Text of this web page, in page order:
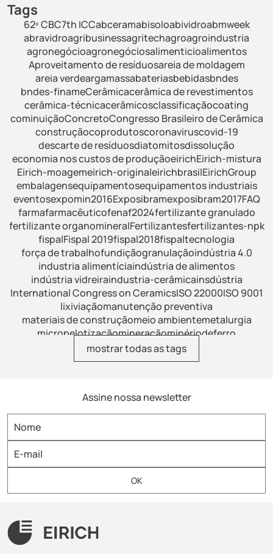
Tags
62º CBC7th ICCabceramabisoloabividroabmweek
abravidroagribusinessagritechagroagroindustria
agronegócioagronegóciosalimenticioalimentos
Aproveitamento de resíduosareia de moldagem
areia verdeargamassabateriasbebidasbndes
bndes-finameCerâmicacerâmica de revestimentos
cerâmica-técnicacerâmicosclassificaçãocoating
cominuiçãoConcretoCongresso Brasileiro de Cerâmica
construçãocoprodutoscoronaviruscovid-19
descarte de resíduosdiatomitosdissolução
economia nos custos de produçãoeirichEirich-mistura
Eirich-moagemeirich-originaleirichbrasilEirichGroup
embalagensequipamentosequipamentos industriais
eventosexpomin2016Exposibramexposibram2017FAQ
farmafarmacêuticofenaf2024fertilizante granulado
fertilizante organomineralFertilizantesfertilizantes-npk
fispalFispal 2019fispal2018fispaltecnologia
força de trabalhofundiçãogranulaçãoindústria 4.0
industria alimentíciaindústria de alimentos
indústria vidreiraindustria-cerâmicainsdústria
International Congress on CeramicsISO 22000ISO 9001
lixiviaçãomanutenção preventiva
materiais de construçãomeio ambientemetalurgia
micropelotizaçãomineraçãominériodeferro
minérios de ferromisturamistura de fertilizantes
mistura intensivamistura-industrialmisturador
misturador para argamassamisturador para fertilizantes
misturador para refratáriosmisturador-eirich
misturador-industrial
misturadorasmisturadoresmisturadores industriais
misturadorintensivovertical
modernizaçãomodernização de plantasMoinhos Eirich
nutrientes
panificaçãopatente-eirichpelotização
processos-industriais
mostrar todas as tags
Assine nossa newsletter